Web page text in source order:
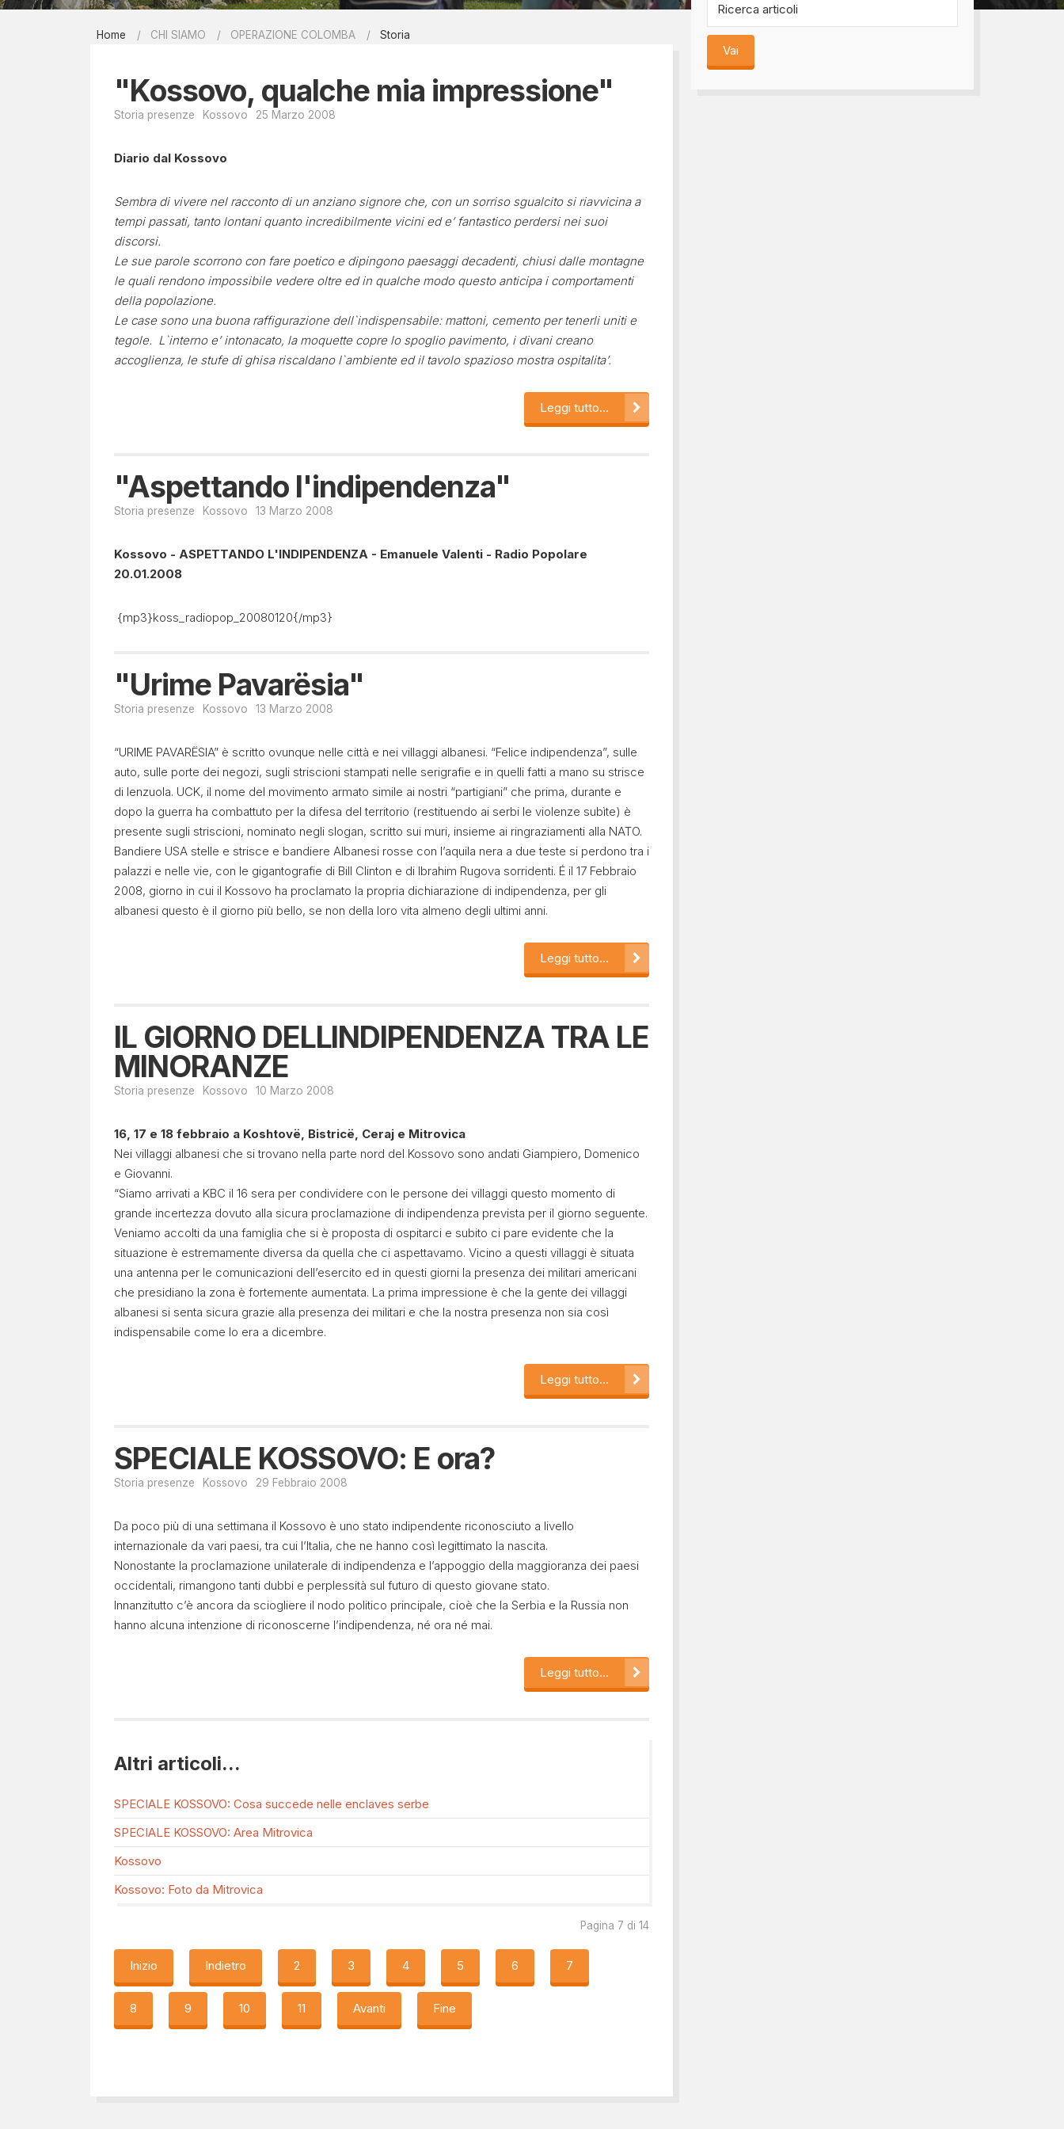
EIRÉNE - il nostro diario
Contatti
Tesseramento 2026
Shop online: magliette, bomboniere...
Home CHI SIAMO OPERAZIONE COLOMBA Storia
"Kossovo, qualche mia impressione"
Storia presenze Kossovo 25 Marzo 2008
Diario dal Kossovo
Sembra di vivere nel racconto di un anziano signore che, con un sorriso sgualcito si riavvicina a
tempi passati, tanto lontani quanto incredibilmente vicini ed e’ fantastico perdersi nei suoi
discorsi.
Le sue parole scorrono con fare poetico e dipingono paesaggi decadenti, chiusi dalle montagne
le quali rendono impossibile vedere oltre ed in qualche modo questo anticipa i comportamenti
della popolazione.
Le case sono una buona raffigurazione dell`indispensabile: mattoni, cemento per tenerli uniti e
tegole. L`interno e’ intonacato, la moquette copre lo spoglio pavimento, i divani creano
accoglienza, le stufe di ghisa riscaldano l`ambiente ed il tavolo spazioso mostra ospitalita’.
Leggi tutto...
"Aspettando l'indipendenza"
Storia presenze Kossovo 13 Marzo 2008
Kossovo - ASPETTANDO L'INDIPENDENZA - Emanuele Valenti - Radio Popolare
20.01.2008
{mp3}koss_radiopop_20080120{/mp3}
"Urime Pavarësia"
Storia presenze Kossovo 13 Marzo 2008
“URIME PAVARЁSIA” è scritto ovunque nelle città e nei villaggi albanesi. “Felice indipendenza”, sulle
auto, sulle porte dei negozi, sugli striscioni stampati nelle serigrafie e in quelli fatti a mano su strisce
di lenzuola. UCK, il nome del movimento armato simile ai nostri “partigiani” che prima, durante e
dopo la guerra ha combattuto per la difesa del territorio (restituendo ai serbi le violenze subìte) è
presente sugli striscioni, nominato negli slogan, scritto sui muri, insieme ai ringraziamenti alla NATO.
Bandiere USA stelle e strisce e bandiere Albanesi rosse con l’aquila nera a due teste si perdono tra i
palazzi e nelle vie, con le gigantografie di Bill Clinton e di Ibrahim Rugova sorridenti. É il 17 Febbraio
2008, giorno in cui il Kossovo ha proclamato la propria dichiarazione di indipendenza, per gli
albanesi questo è il giorno più bello, se non della loro vita almeno degli ultimi anni.
Leggi tutto...
IL GIORNO DELLINDIPENDENZA TRA LE
MINORANZE
Storia presenze Kossovo 10 Marzo 2008
16, 17 e 18 febbraio a Koshtovë, Bistricë, Ceraj e Mitrovica
Nei villaggi albanesi che si trovano nella parte nord del Kossovo sono andati Giampiero, Domenico
e Giovanni.
“Siamo arrivati a KBC il 16 sera per condividere con le persone dei villaggi questo momento di
grande incertezza dovuto alla sicura proclamazione di indipendenza prevista per il giorno seguente.
Veniamo accolti da una famiglia che si è proposta di ospitarci e subito ci pare evidente che la
situazione è estremamente diversa da quella che ci aspettavamo. Vicino a questi villaggi è situata
una antenna per le comunicazioni dell’esercito ed in questi giorni la presenza dei militari americani
che presidiano la zona è fortemente aumentata. La prima impressione è che la gente dei villaggi
albanesi si senta sicura grazie alla presenza dei militari e che la nostra presenza non sia così
indispensabile come lo era a dicembre.
Leggi tutto...
SPECIALE KOSSOVO: E ora?
Storia presenze Kossovo 29 Febbraio 2008
Da poco più di una settimana il Kossovo è uno stato indipendente riconosciuto a livello
internazionale da vari paesi, tra cui l’Italia, che ne hanno così legittimato la nascita.
Nonostante la proclamazione unilaterale di indipendenza e l’appoggio della maggioranza dei paesi
occidentali, rimangono tanti dubbi e perplessità sul futuro di questo giovane stato.
Innanzitutto c’è ancora da sciogliere il nodo politico principale, cioè che la Serbia e la Russia non
hanno alcuna intenzione di riconoscerne l’indipendenza, né ora né mai.
Leggi tutto...
Altri articoli...
SPECIALE KOSSOVO: Cosa succede nelle enclaves serbe
SPECIALE KOSSOVO: Area Mitrovica
Kossovo
Kossovo: Foto da Mitrovica
Pagina 7 di 14
Inizio Indietro 2 3 4 5 6 7
8 9 10 11 Avanti Fine
Vai